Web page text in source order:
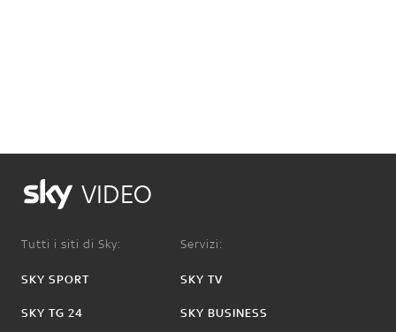
VIDEO
Tutti i siti di Sky:
SKY SPORT
SKY TG 24
Servizi:
SKY TV
SKY BUSINESS